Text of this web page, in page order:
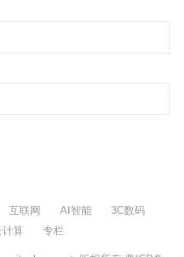
互联网 AI智能
3C数码
计算 专栏